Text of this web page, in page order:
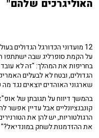
האוליגרכים שלהם"
12 מועדוני הכדורגל הגדולים
על הקמת סופרליג שבה ישתתפו
בחריפות את המהלך: "זה לא עובד
הגדולים, ובטח לא לבעלים
שארגוני האוהדים יוצאים נגד
בהמשך דיווח על תגובתן של
קונבנציונליים אבל עדיין
הרגולטוריות, יש להן את
את ההזדמנות לשחק במונדיאל?"